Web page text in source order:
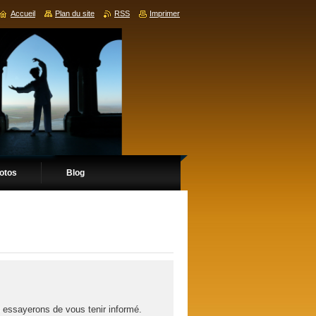
Blog
de vous tenir informé.
Accueil Plan du site RSS Imprimer